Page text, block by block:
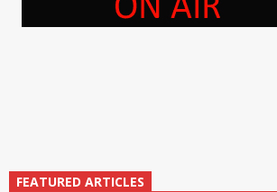
FEATURED ARTICLES